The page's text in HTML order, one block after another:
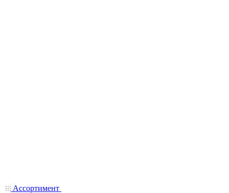
Ассортимент